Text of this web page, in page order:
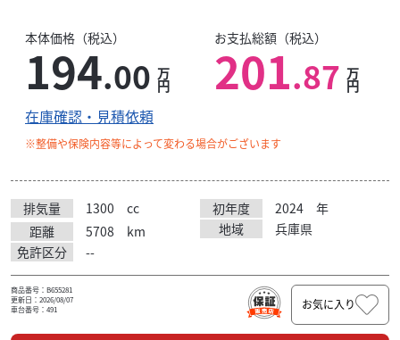
本体価格（税込）
194.00 万
円
お支払総額（税込）
201.87 万
円
在庫確認・見積依頼
※整備や保険内容等によって変わる場合がございます
排気量 1300 cc 初年度 2024
年
距離
5708 km 地域
兵庫県
免許区分
--
商品番号：B655281
更新日：2026/08/07
車台番号：491
お気に入り